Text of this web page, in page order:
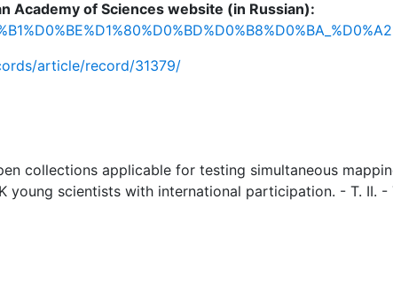
Academy of Sciences website (in Russian):
article/record/31379/
collections applicable for testing simultaneous
young scientists with international participation. - T. II. -